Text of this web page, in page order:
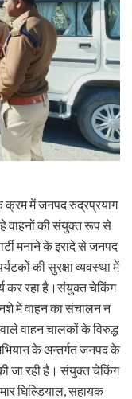
के क्रम में जनपद रुद्रप्रयाग
वाहनों की संयुक्त रूप से
मनाने के इरादे से जनपद
की सुरक्षा व्यवस्था में
कर रहा है।संयुक्त चेकिंग
में वाहन का संचालन न
वाहन चालकों के विरुद्ध
के अन्तर्गत जनपद के
की जा रही है। संयुक्त चेकिंग
घिल्डियाल, सहायक